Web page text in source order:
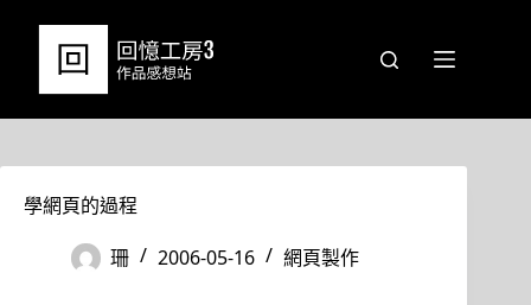
學網頁的過程
珊
2006-05-16 網頁製作